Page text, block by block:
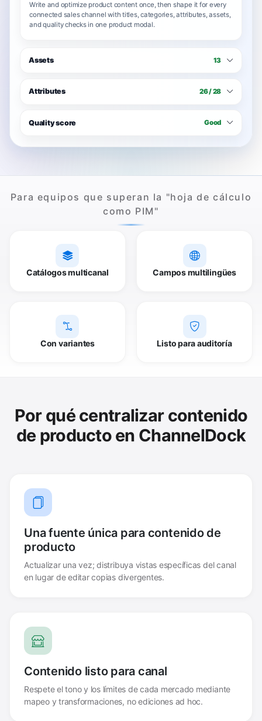
Write and optimize product content once, then shape it for every
connected sales channel with titles, categories, attributes, assets,
and quality checks in one product modal.
Assets 13
Attributes 26 / 28
Quality score Good
Para equipos que superan la "hoja de cálculo
como PIM"
Catálogos multicanal Campos multilingües
Con variantes Listo para auditoría
Por qué centralizar contenido
de producto en ChannelDock
Una fuente única para contenido de
producto
Actualizar una vez; distribuya vistas específicas del canal
en lugar de editar copias divergentes.
Contenido listo para canal
Respete el tono y los límites de cada mercado mediante
mapeo y transformaciones, no ediciones ad hoc.